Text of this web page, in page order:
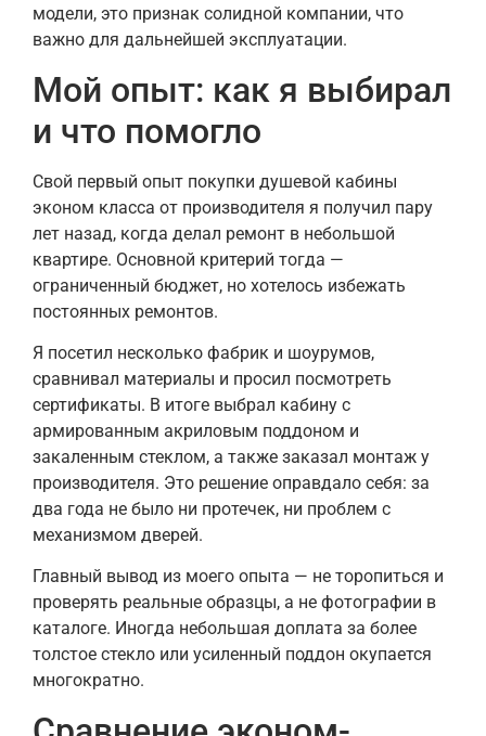
модели, это признак солидной компании, что
важно для дальнейшей эксплуатации.
Мой опыт: как я выбирал
и что помогло
Свой первый опыт покупки душевой кабины
эконом класса от производителя я получил пару
лет назад, когда делал ремонт в небольшой
квартире. Основной критерий тогда —
ограниченный бюджет, но хотелось избежать
постоянных ремонтов.
Я посетил несколько фабрик и шоурумов,
сравнивал материалы и просил посмотреть
сертификаты. В итоге выбрал кабину с
армированным акриловым поддоном и
закаленным стеклом, а также заказал монтаж у
производителя. Это решение оправдало себя: за
два года не было ни протечек, ни проблем с
механизмом дверей.
Главный вывод из моего опыта — не торопиться и
проверять реальные образцы, а не фотографии в
каталоге. Иногда небольшая доплата за более
толстое стекло или усиленный поддон окупается
многократно.